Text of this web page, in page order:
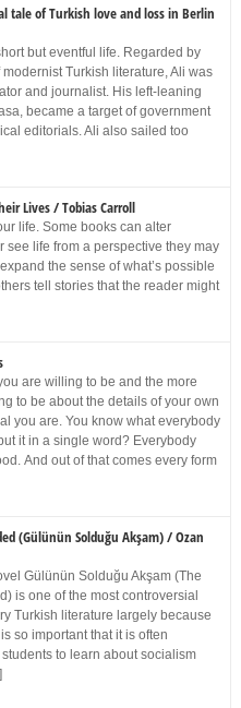
tale of Turkish love and loss in Berlin
but eventful life. Regarded by
Turkish literature, Ali was
and journalist. His left-leaning
became a target of government
editorials. Ali also sailed too
Lives / Tobias Carroll
life. Some books can alter
life from a perspective they may
the sense of what’s possible
tell stories that the reader might
are willing to be and the more
to be about the details of your own
you are. You know what everybody
it in a single word? Everybody
And out of that comes every form
(Gülünün Solduğu Akşam) / Ozan
Gülünün Solduğu Akşam (The
is one of the most controversial
Turkish literature largely because
so important that it is often
to learn about socialism